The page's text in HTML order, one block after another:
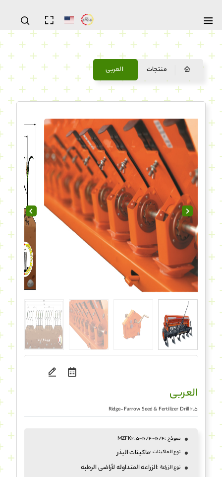
منتجات العربی
العربی
Ridge-Farrow Seed & Fertilizer Drill 2.5
نموذج :MZFK2.5-16/4-16/4
نوع الماكينات :ماكينات البذر
نوع الزراعة :الزراعه المتداوله لأراضی الرطبه